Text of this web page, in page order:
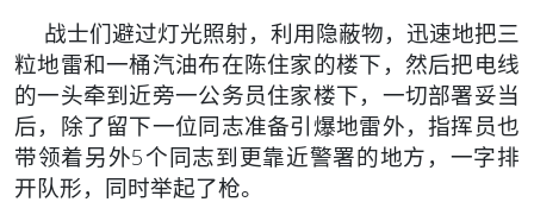
战士们避过灯光照射，利用隐蔽物，迅速地把三
粒地雷和一桶汽油布在陈住家的楼下，然后把电线
的一头牵到近旁一公务员住家楼下，一切部署妥当
后，除了留下一位同志准备引爆地雷外，指挥员也
带领着另外5个同志到更靠近警署的地方，一字排
开队形，同时举起了枪。